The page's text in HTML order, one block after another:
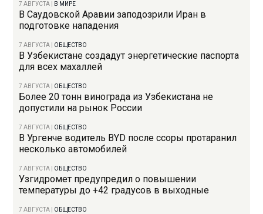
7 АВГУСТА В МИРЕ
В Саудовской Аравии заподозрили Иран в
подготовке нападения
7 АВГУСТА ОБЩЕСТВО
В Узбекистане создадут энергетические паспорта
для всех махаллей
7 АВГУСТА ОБЩЕСТВО
Более 20 тонн винограда из Узбекистана не
допустили на рынок России
7 АВГУСТА ОБЩЕСТВО
В Ургенче водитель BYD после ссоры протаранил
несколько автомобилей
7 АВГУСТА ОБЩЕСТВО
Узгидромет предупредил о повышении
температуры до +42 градусов в выходные
7 АВГУСТА ОБЩЕСТВО